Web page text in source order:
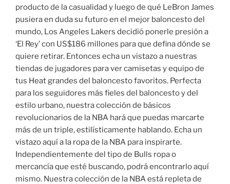
producto de la casualidad y luego de qué LeBron James
pusiera en duda su futuro en el mejor baloncesto del
mundo, Los Angeles Lakers decidió ponerle presión a
‘El Rey’ con US$186 millones para que defina dónde se
quiere retirar. Entonces echa un vistazo a nuestras
tiendas de jugadores para ver camisetas y equipo de
tus Heat grandes del baloncesto favoritos. Perfecta
para los seguidores más fieles del baloncesto y del
estilo urbano, nuestra colección de básicos
revolucionarios de la NBA hará que puedas marcarte
más de un triple, estilísticamente hablando. Echa un
vistazo aquí a la ropa de la NBA para inspirarte.
Independientemente del tipo de Bulls ropa o
mercancía que esté buscando, podrá encontrarlo aquí
mismo. Nuestra colección de la NBA está repleta de